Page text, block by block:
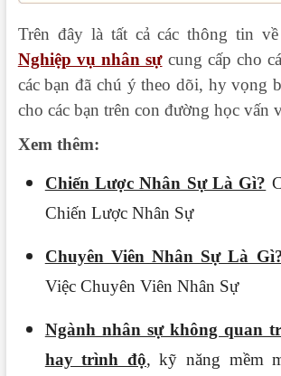
Trên đây là tất cả các thông tin về
Nghiệp vụ nhân sựcung cấp cho
các bạn đã chú ý theo dõi, hy vọng
cho các bạn trên con đường học vấn
Xem thêm:
Chiến Lược Nhân Sự Là Gì?
Chiến Lược Nhân Sự
Chuyên Viên Nhân Sự Là
Việc Chuyên Viên Nhân Sự
Ngành nhân sự không quan
hay trình độ, kỹ năng mềm